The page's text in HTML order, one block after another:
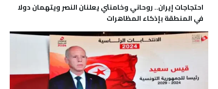
احتجاجات إيران.. روحاني وخامنئي يعلنان النصر ويتهمان دولا
في المنطقة بإذكاء المظاهرات